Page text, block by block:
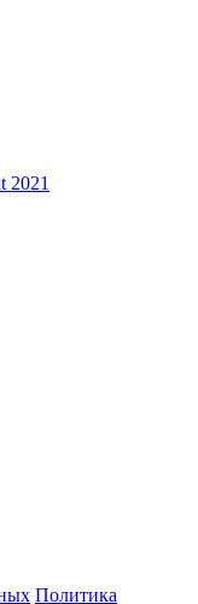
2021
Политика